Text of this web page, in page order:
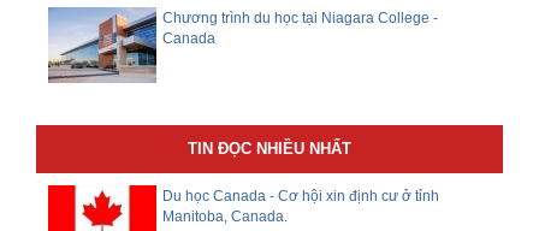
Chương trình du học tại Niagara College -
Canada
TIN ĐỌC NHIỀU NHẤT
Du học Canada - Cơ hội xin định cư ở tỉnh
Manitoba, Canada.